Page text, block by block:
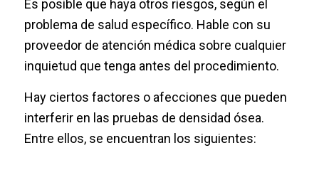
Es posible que haya otros riesgos, según el
problema de salud específico. Hable con su
proveedor de atención médica sobre cualquier
inquietud que tenga antes del procedimiento.
Hay ciertos factores o afecciones que pueden
interferir en las pruebas de densidad ósea.
Entre ellos, se encuentran los siguientes: